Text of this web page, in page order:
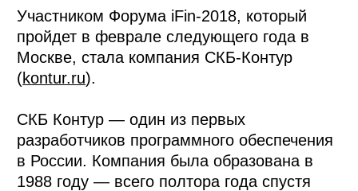
Участником Форума iFin-2018, который
пройдет в феврале следующего года в
Москве, стала компания СКБ-Контур
(kontur.ru).
СКБ Контур — один из первых
разработчиков программного обеспечения
в России. Компания была образована в
1988 году — всего полтора года спустя